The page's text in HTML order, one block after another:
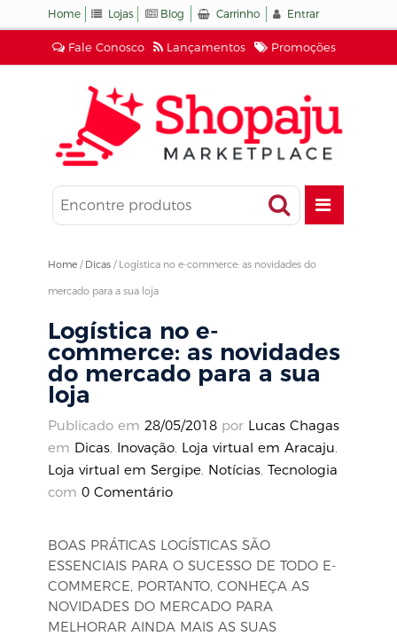
Fale Conosco Lançamentos Promoções
Home Lojas Blog Carrinho Entrar
Home / Dicas / Logística no e-commerce: as novidades do
mercado para a sua loja
Logística no e-
commerce: as novidades
do mercado para a sua
loja
Publicado em 28/05/2018 por Lucas Chagas
em Dicas, Inovação, Loja virtual em Aracaju,
Loja virtual em Sergipe, Notícias, Tecnologia
com 0 Comentário
BOAS PRÁTICAS LOGÍSTICAS SÃO
ESSENCIAIS PARA O SUCESSO DE TODO E-
COMMERCE, PORTANTO, CONHEÇA AS
NOVIDADES DO MERCADO PARA
MELHORAR AINDA MAIS AS SUAS